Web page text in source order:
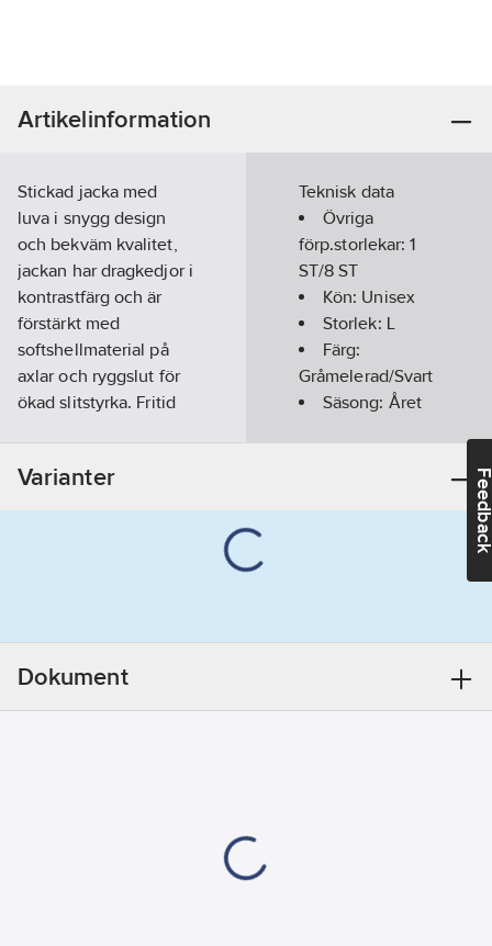
Artikelinformation
Stickad jacka med
luva i snygg design
och bekväm kvalitet,
jackan har dragkedjor i
kontrastfärg och är
förstärkt med
softshellmaterial på
axlar och ryggslut för
ökad slitstyrka. Fritid
finns även som
damjacka 4931 färg
bröstficka med
blixtlås, framfickor
med blixtlås. Förlängt
ryggslut, ärmavslut
Teknisk data
Övriga
förp.storlekar:1
ST/8 ST
Kön: Unisex
Storlek: L
Färg:
Gråmelerad/Svart
Säsong: Året
Varianter
Dokument